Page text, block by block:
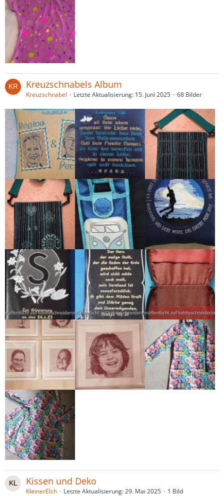
Kreuzschnabels Album
Kreuzschnabel Letzte Aktualisierung: 15. Juni 2025 68 Bilder
Kissen und Deko
KleinerElch Letzte Aktualisierung:29. Mai 2025 1 Bild